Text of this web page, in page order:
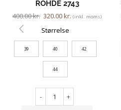
ROHDE 2743
400.00kr. 320.00kr. (inkl. moms)
Størrelse
39 40 42
44
- +